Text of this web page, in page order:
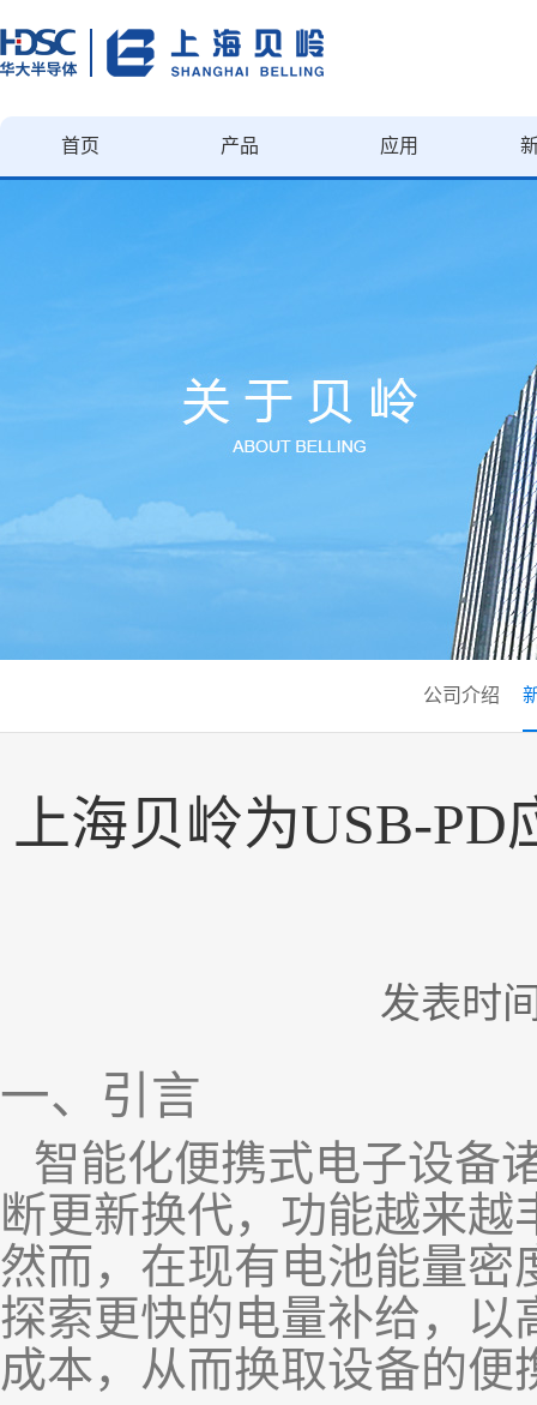
首页 产品 应用
公司介绍
上海贝岭为USB-PD
发表时
一、引言
智能化便携式电子设备
断更新换代，功能越来
然而，在现有电池能量密
探索更快的电量补给，以
成本，从而换取设备的便